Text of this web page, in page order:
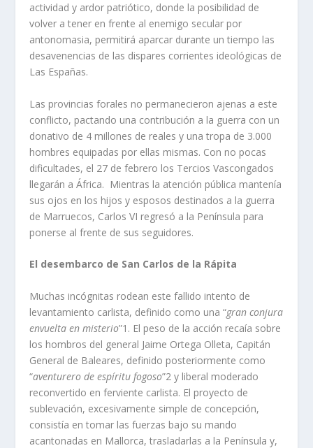
actividad y ardor patriótico, donde la posibilidad de
volver a tener en frente al enemigo secular por
antonomasia, permitirá aparcar durante un tiempo las
desavenencias de las dispares corrientes ideológicas de
Las Españas.
Las provincias forales no permanecieron ajenas a este
conflicto, pactando una contribución a la guerra con un
donativo de 4 millones de reales y una tropa de 3.000
hombres equipadas por ellas mismas. Con no pocas
dificultades, el 27 de febrero los Tercios Vascongados
llegarán a África. Mientras la atención pública mantenía
sus ojos en los hijos y esposos destinados a la guerra
de Marruecos, Carlos VI regresó a la Península para
ponerse al frente de sus seguidores.
El desembarco de San Carlos de la Rápita
Muchas incógnitas rodean este fallido intento de
levantamiento carlista, definido como una “gran conjura
envuelta en misterio”1 . El peso de la acción recaía sobre
los hombros del general Jaime Ortega Olleta, Capitán
General de Baleares, definido posteriormente como
“aventurero de espíritu fogoso”2 y liberal moderado
reconvertido en ferviente carlista. El proyecto de
sublevación, excesivamente simple de concepción,
consistía en tomar las fuerzas bajo su mando
acantonadas en Mallorca, trasladarlas a la Península y,